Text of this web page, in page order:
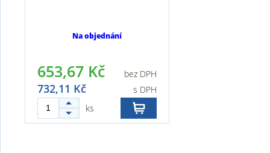
Na objednání
653,67 Kč bez DPH
732,11 Kč
s DPH
ks